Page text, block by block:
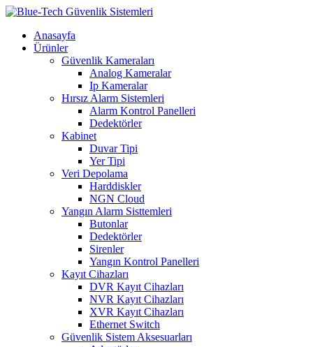
Anasayfa
Ürünler
Güvenlik Kameraları
Analog Kameralar
Ip Kameralar
Hırsız Alarm Sistemleri
Alarm Kontrol Panelleri
Dedektörler
Kabinet
Duvar Tipi
Yer Tipi
Veri Depolama
Harddiskler
NGN Cloud
Yangın Alarm Sisttemleri
Butonlar
Dedektörler
Sirenler
Yangın Kontrol Panelleri
Kayıt Cihazları
DVR Kayıt Cihazları
NVR Kayıt Cihazları
XVR Kayıt Cihazları
Ethernet Switch
Güvenlik Sistem Aksesuarları